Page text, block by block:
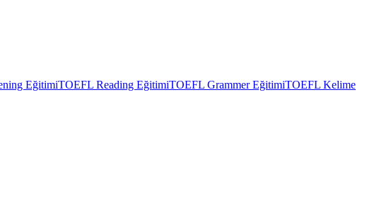
EğitimiTOEFL Reading EğitimiTOEFL Grammer EğitimiTOEFL Kelime